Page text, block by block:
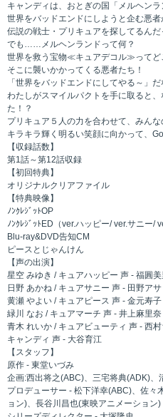
キャンディは、おとぎの国「メルヘンラ
世界をバッドエンドにしようと企む悪者
伝説の戦士・プリキュアを探してるんだ
でも……メルヘンランドって何？
世界を救う宝物≪キュアデコル≫ってど
そこに襲いかかってくる悪者たち！
「世界をバッドエンドにしてやる～」
わたしがスマイルパクトを手に取ると
た！？
プリキュア５人の力を合わせて、みん
キラキラ輝く明るい笑顔に向かって、
【収録話数】
第1話～第12話収録
【初回特典】
オリジナルクリアファイル
【特典映像】
ﾉﾝｸﾚｼﾞｯﾄOP
ﾉﾝｸﾚｼﾞｯﾄED（ver.ハッピー/ ver.サニー/
Blu-ray&DVD告知CM
ピースとじゃんけん
【声の出演】
星空 みゆき / キュアハッピー 声 - 福圓美
日野 あかね / キュアサニー 声 - 田野アサ
黄瀬 やよい / キュアピース 声 - 金元寿子
緑川 なお / キュアマーチ 声 - 井上麻里奈
青木 れいか / キュアビューティ 声 - 西
キャンディ 声 - 大谷育江
【スタッフ】
原作 - 東堂いづみ
企画:西出将之(ABC)、三宅将典(ADK)、
プロデューサー - 松下洋幸(ABC)、佐々
ョン)、長谷川昌也(東映アニメーション)